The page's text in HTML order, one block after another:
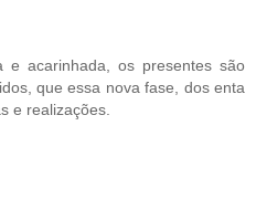
e acarinhada, os presentes são
que essa nova fase, dos enta
e realizações.